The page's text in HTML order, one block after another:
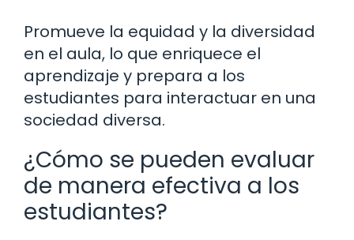
Promueve la equidad y la diversidad
en el aula, lo que enriquece el
aprendizaje y prepara a los
estudiantes para interactuar en una
sociedad diversa.
¿Cómo se pueden evaluar
de manera efectiva a los
estudiantes?